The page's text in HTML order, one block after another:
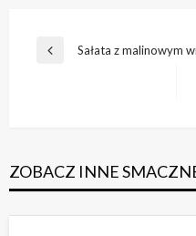
Nawigacja
Previous
Sałata z malinowym
ZOBACZ INNE